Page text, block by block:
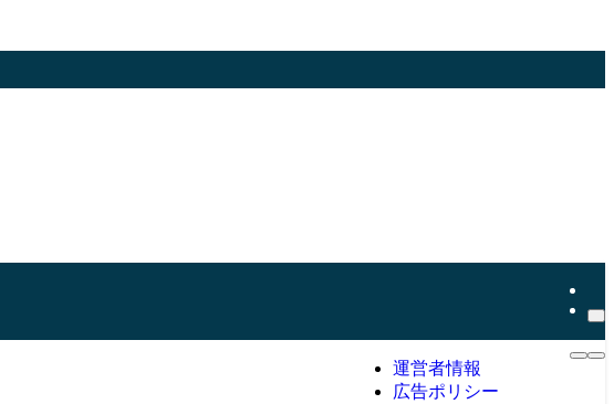
運営者情報
広告ポリシー